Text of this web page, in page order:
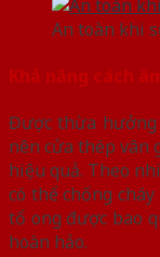
An toàn khi
Khả năng cách
Được thừa hưởng
nên cửa thép vân
hiệu quả. Theo
có thể chống
tổ ong được bao
hoàn hảo.